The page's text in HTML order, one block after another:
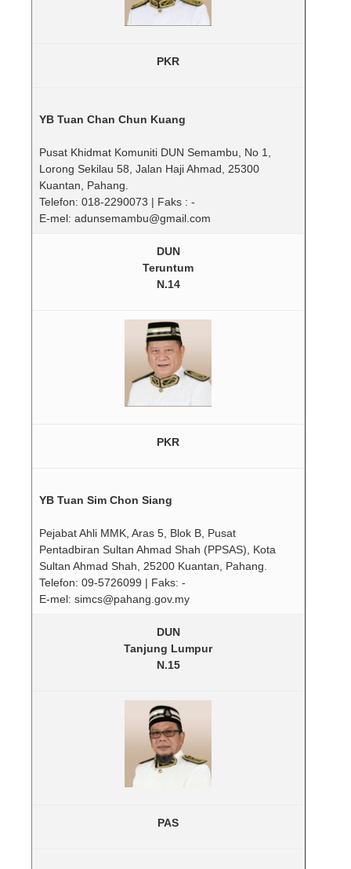
PKR
YB Tuan Chan Chun Kuang
Pusat Khidmat Komuniti DUN Semambu, No 1,
Lorong Sekilau 58, Jalan Haji Ahmad, 25300
Kuantan, Pahang.
Telefon: 018-2290073 | Faks : -
E-mel: adunsemambu@gmail.com
DUN
Teruntum
N.14
PKR
YB Tuan Sim Chon Siang
Pejabat Ahli MMK, Aras 5, Blok B, Pusat
Pentadbiran Sultan Ahmad Shah (PPSAS), Kota
Sultan Ahmad Shah, 25200 Kuantan, Pahang.
Telefon: 09-5726099 | Faks: -
E-mel: simcs@pahang.gov.my
DUN
Tanjung Lumpur
N.15
PAS